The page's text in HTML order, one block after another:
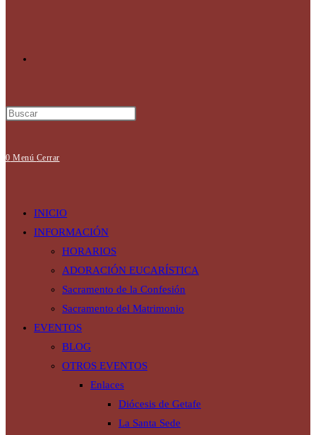
0 Menú Cerrar
INICIO
INFORMACIÓN
HORARIOS
ADORACIÓN EUCARÍSTICA
Sacramento de la Confesión
Sacramento del Matrimonio
EVENTOS
BLOG
OTROS EVENTOS
Enlaces
Diócesis de Getafe
La Santa Sede